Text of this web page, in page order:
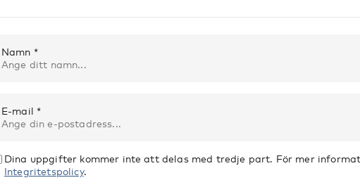
Namn *
E-mail *
Dina uppgifter kommer inte att delas med tredje part. För mer
Integritetspolicy.